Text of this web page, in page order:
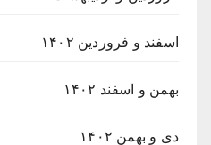
اسفند و فروردین ۱۴۰۲
بهمن و اسفند ۱۴۰۲
دی و بهمن ۱۴۰۲